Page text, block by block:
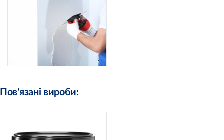
Пов'язані вироби: